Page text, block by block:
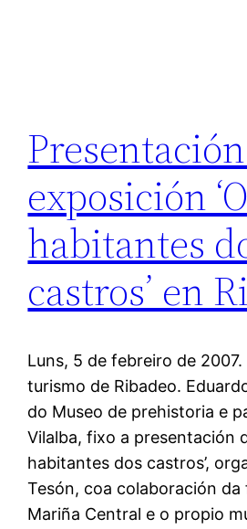
exposición
habitantes
castros’ en
Luns, 5 de febreiro de
turismo de Ribadeo.
do Museo de prehistoria e
Vilalba, fixo a presentación
habitantes dos castros’,
Tesón, coa colaboración
Mariña Central e o propio